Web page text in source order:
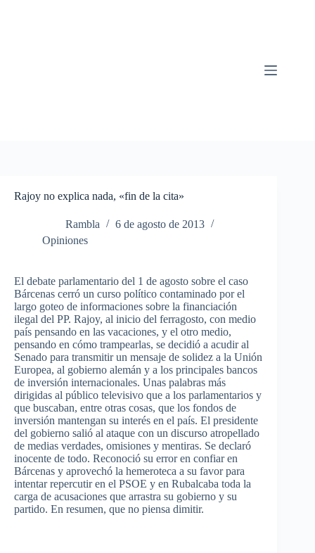
Rajoy no explica nada, «fin de la cita»
Rambla
6 de agosto de 2013
Opiniones
El debate parlamentario del 1 de agosto sobre el caso
Bárcenas cerró un curso político contaminado por el
largo goteo de informaciones sobre la financiación
ilegal del PP. Rajoy, al inicio del ferragosto, con medio
país pensando en las vacaciones, y el otro medio,
pensando en cómo trampearlas, se decidió a acudir al
Senado para transmitir un mensaje de solidez a la Unión
Europea, al gobierno alemán y a los principales bancos
de inversión internacionales. Unas palabras más
dirigidas al público televisivo que a los parlamentarios y
que buscaban, entre otras cosas, que los fondos de
inversión mantengan su interés en el país. El presidente
del gobierno salió al ataque con un discurso atropellado
de medias verdades, omisiones y mentiras. Se declaró
inocente de todo. Reconoció su error en confiar en
Bárcenas y aprovechó la hemeroteca a su favor para
intentar repercutir en el PSOE y en Rubalcaba toda la
carga de acusaciones que arrastra su gobierno y su
partido. En resumen, que no piensa dimitir.